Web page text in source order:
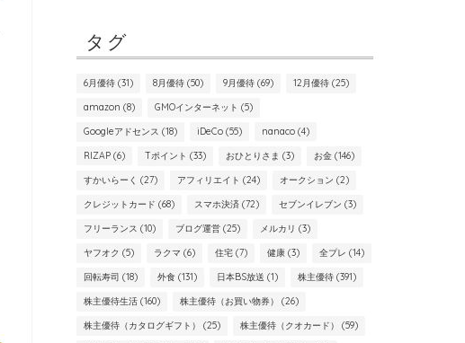
タグ
6月優待(31) 8月優待(50) 9月優待(69) 12月優待(25)
amazon (8) GMOインターネット (5)
Googleアドセンス (18) iDeCo(55) nanaco(4)
RIZAP(6) Tポイント (33) おひとりさま (3) お金(146)
すかいらーく (27) アフィリエイト (24) オークション (2)
クレジットカード (68) スマホ決済(72) セブンイレブン (3)
フリーランス (10) ブログ運営(25) メルカリ (3)
ヤフオク (5) ラクマ (6) 住宅(7) 健康(3) 全プレ (14)
回転寿司 (18) 外食(131) 日本BS放送 (1) 株主優待(391)
株主優待生活(160) 株主優待（お買い物券） (26)
株主優待（カタログギフト） (25) 株主優待（クオカード） (59)